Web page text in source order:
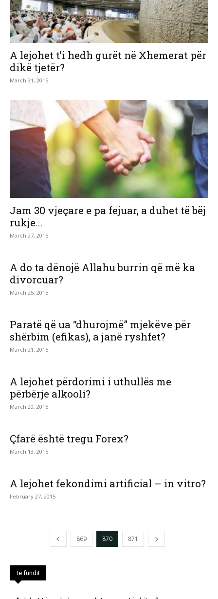
A lejohet t’i hedh gurët në Xhemerat për
dikë tjetër?
March 31, 2015
Jam 30 vjeçare e pa fejuar, a duhet të bëj
rukje...
March 27, 2015
A do ta dënojë Allahu burrin që më ka
divorcuar?
March 25, 2015
Paratë që ua “dhurojmë” mjekëve për
shërbim (efikas), a janë ryshfet?
March 21, 2015
A lejohet përdorimi i uthullës me
përbërje alkooli?
March 20, 2015
Çfarë është tregu Forex?
March 13, 2015
A lejohet fekondimi artificial – in vitro?
February 27, 2015
869 870 871
Të fundit